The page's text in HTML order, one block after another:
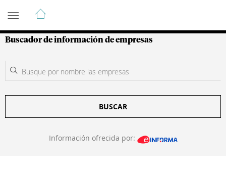
Guía de Empresas Colombianas
Buscador de información de empresas
BUSCAR
Información ofrecida por: